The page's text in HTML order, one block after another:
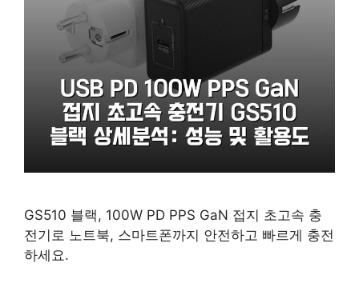
GS510 블랙, 100W PD PPS GaN 접지 초고속 충
전기로 노트북, 스마트폰까지 안전하고 빠르게 충전
하세요.